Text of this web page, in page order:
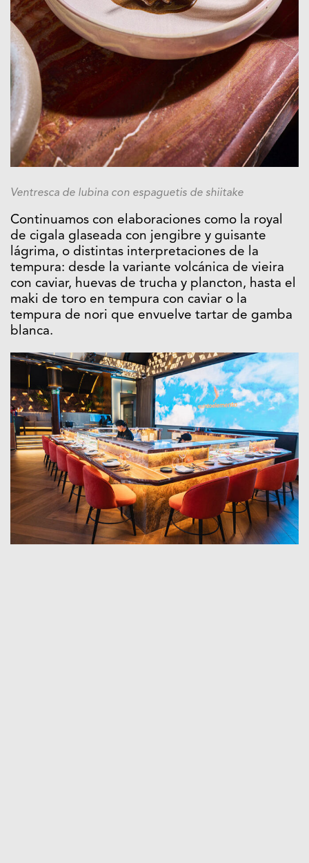
Ventresca de lubina con espaguetis de shiitake
Continuamos con elaboraciones como la royal
de cigala glaseada con jengibre y guisante
lágrima, o distintas interpretaciones de la
tempura: desde la variante volcánica de vieira
con caviar, huevas de trucha y plancton, hasta el
maki de toro en tempura con caviar o la
tempura de nori que envuelve tartar de gamba
blanca.